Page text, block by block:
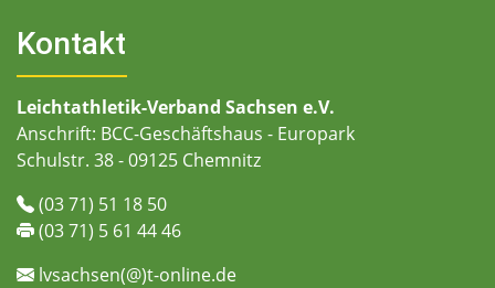
Kontakt
Leichtathletik-Verband Sachsen e.V.
Anschrift: BCC-Geschäftshaus - Europark
Schulstr. 38 - 09125 Chemnitz
(03 71) 51 18 50
(03 71) 5 61 44 46
lvsachsen(@)t-online.de